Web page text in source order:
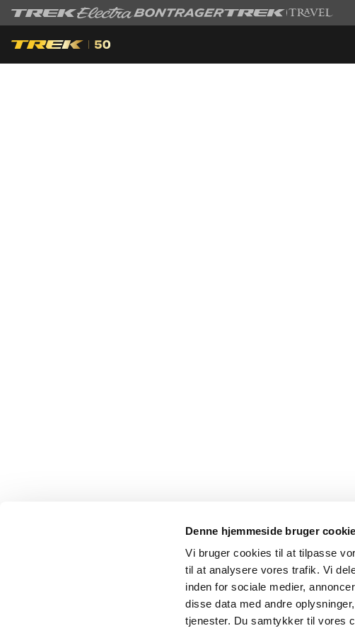
Denne hjemmeside bruger
Vi bruger cookies til at tilpasse
til at analysere vores trafik. Vi
inden for sociale medier,
disse data med andre
tjenester. Du samtykker til vores